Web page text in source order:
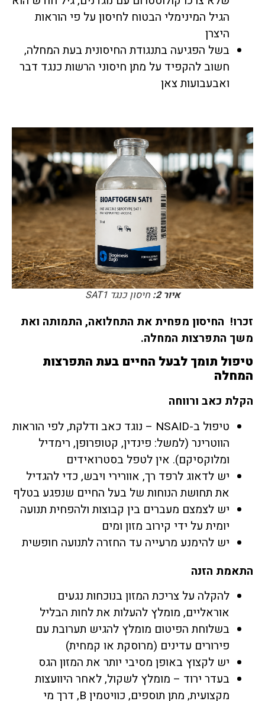
הגיל המינימלי הבטוח לחיסון על פי הוראות
היצרן
בשל הפגיעה בתנגודת החיסונית בעת המחלה,
חשוב להקפיד על מתן חיסוני הרשות כנגד דבר
ואבעבועות צאן
איור 2: חיסון כנגד SAT1
זכרו! החיסון מפחית את התחלואה, התמותה ואת
משך התפרצות המחלה.
טיפול תומך לבעל החיים בעת התפרצות
המחלה
הקלת כאב ורווחה
טיפול ב-NSAID – נוגד כאב ודלקת, לפי הוראות
הווטרינר (למשל: פינדין, קטופרופן, רימדיל
ומלוקסיקם). אין לטפל בסטרואידים
יש לדאוג לרפד רך, אוורירי ויבש, כדי להגדיל
את תחושת הנוחות של בעל החיים שנפגע בטלף
יש לצמצם מעברים בין קבוצות ולהפחית תנועה
יומית על ידי קירוב מזון ומים
יש להימנע מרעייה עד החזרה לתנועה חופשית
התאמת הזנה
להקלה על צריכת המזון בנוכחות נגעים
אוראליים, מומלץ להעלות את לחות הבליל
בשלוחת הפיטום מומלץ להגיש תערובת עם
פירורים עדינים (מרוסקת או קמחית)
יש לקצוץ באופן מסיבי יותר את המזון הגס
בעדר ירוד – מומלץ לשקול, לאחר היוועצות
מקצועית, מתן תוספים, כוויטמין B, דרך מי